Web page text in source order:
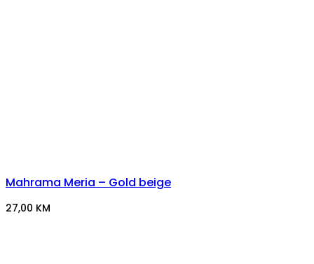
Mahrama Meria – Gold beige
27,00 KM